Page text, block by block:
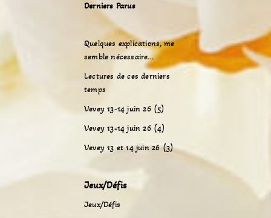
Derniers Parus
Quelques explications, me
semble nécessaire…
Lectures de ces derniers
temps
Vevey 13-14 juin 26 (5)
Vevey 13-14 juin 26 (4)
Vevey 13 et 14 juin 26 (3)
Jeux/Défis
Jeux/Défis